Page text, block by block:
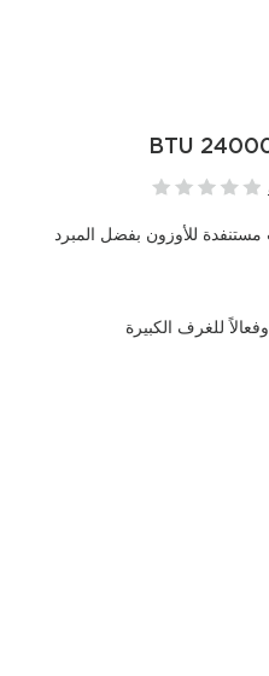
مستنفدة للأوزون بفضل المبرد